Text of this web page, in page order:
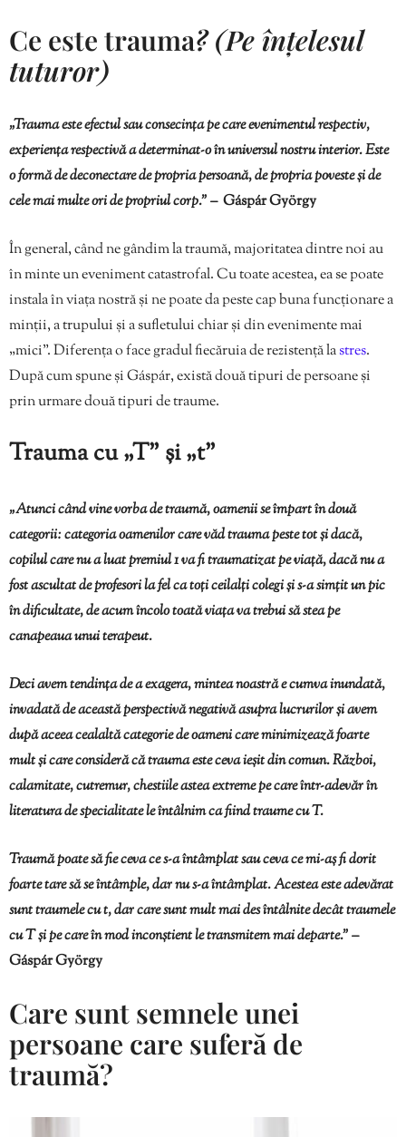
Ce este trauma? (Pe înțelesul
tuturor)
„Trauma este efectul sau consecința pe care evenimentul respectiv,
experiența respectivă a determinat-o în universul nostru interior. Este
o formă de deconectare de propria persoană, de propria poveste și de
cele mai multe ori de propriul corp.” – Gáspár György
În general, când ne gândim la traumă, majoritatea dintre noi au
în minte un eveniment catastrofal. Cu toate acestea, ea se poate
instala în viața nostră și ne poate da peste cap buna funcționare a
minții, a trupului și a sufletului chiar și din evenimente mai
„mici”. Diferența o face gradul fiecăruia de rezistență lastres.
După cum spune și Gáspár, există două tipuri de persoane și
prin urmare două tipuri de traume.
Trauma cu „T” și „t”
„Atunci când vine vorba de traumă, oamenii se împart în două
categorii: categoria oamenilor care văd trauma peste tot și dacă,
copilul care nu a luat premiul 1 va fi traumatizat pe viață, dacă nu a
fost ascultat de profesori la fel ca toți ceilalți colegi și s-a simțit un pic
în dificultate, de acum încolo toată viața va trebui să stea pe
canapeaua unui terapeut.
Deci avem tendința de a exagera, mintea noastră e cumva inundată,
invadată de această perspectivă negativă asupra lucrurilor și avem
după aceea cealaltă categorie de oameni care minimizează foarte
mult și care consideră că trauma este ceva ieșit din comun. Război,
calamitate, cutremur, chestiile astea extreme pe care într-adevăr în
literatura de specialitate le întâlnim ca fiind traume cu T.
Traumă poate să fie ceva ce s-a întâmplat sau ceva ce mi-aș fi dorit
foarte tare să se întâmple, dar nu s-a întâmplat. Acestea este adevărat
sunt traumele cu t, dar care sunt mult mai des întâlnite decât traumele
cu T și pe care în mod inconștient le transmitem mai departe.” –
Gáspár György
Care sunt semnele unei
persoane care suferă de
traumă?